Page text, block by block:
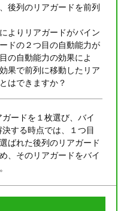
後列のリアガードを前列
よりリアガードがバイン
ドの２つ目の自動能力が
の自動能力の効果によ
果で前列に移動したリア
はできますか？
ードを１枚選び、バイ
する時点では、１つ目
ばれた後列のリアガード
、そのリアガードをバイ